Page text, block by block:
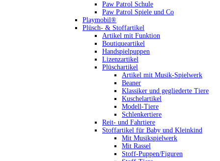
Paw Patrol Schule
Paw Patrol Spiele und Co
Playmobil®
Plüsch- & Stoffartikel
Artikel mit Funktion
Boutiqueartikel
Handspielpuppen
Lizenzartikel
Plüschartikel
Artikel mit Musik-Spielwerk
Beaner
Klassiker und gegliederte Tiere
Kuschelartikel
Modell-Tiere
Schlenkertiere
Reit- und Fahrtiere
Stoffartikel für Baby und Kleinkind
Mit Musikspielwerk
Mit Rassel
Stoff-Puppen/Figuren